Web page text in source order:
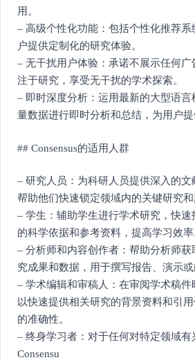
用。
– 高级个性化功能：包括个性化推荐系
户提供定制化的研究体验。
– 无干扰用户体验：承诺不展示任何
注于研究，享受无干扰的学术探索。
– 即时深度分析：运用最新的大型语言
量数据进行即时分析和总结，为用户提
## Consensus的适用人群
– 研究人员：为科研人员提供深入的文
帮助他们快速锁定领域内的关键研究和
– 学生：辅助学生进行学术研究，快
的科学依据和参考资料，提高学习效率
– 分析师和内容创作者：帮助分析师
究成果和数据，用于撰写报告、演示或
– 学术编辑和审稿人：在审阅学术稿件
以快速提供相关研究的背景资料和引
的准确性。
– 终身学习者：对于任何对特定领域有
Consensu